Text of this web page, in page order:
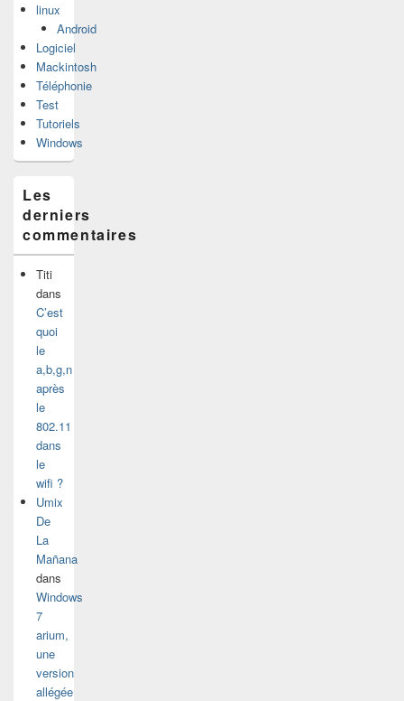
linux
Android
Logiciel
Mackintosh
Téléphonie
Test
Tutoriels
Windows
Les
derniers
commentaires
Titi
dans
C’est
quoi
le
a,b,g,n
après
le
802.11
dans
le
wifi ?
Umix
De
La
Mañana
dans
Windows
7
arium,
une
version
allégée